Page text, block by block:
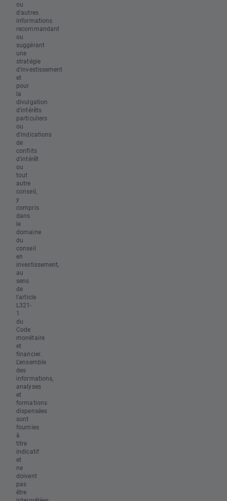
ou
d'autres
informations
recommandant
ou
suggérant
une
stratégie
d'investissement
et
pour
la
divulgation
d'intérêts
particuliers
ou
d'indications
de
conflits
d'intérêt
ou
tout
autre
conseil,
y
compris
dans
le
domaine
du
conseil
en
investissement,
au
sens
de
l'article
L321-
1
du
Code
monétaire
et
financier.
L’ensemble
des
informations,
analyses
et
formations
dispensées
sont
fournies
à
titre
indicatif
et
ne
doivent
pas
être